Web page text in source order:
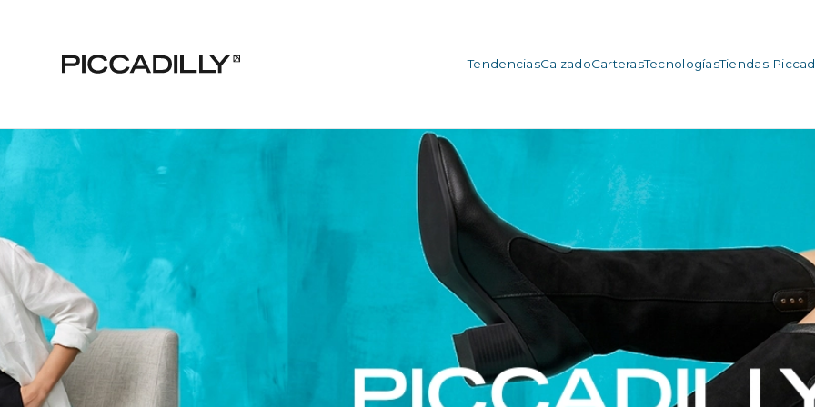
TendenciasCalzadoCarterasTecnologíasTiendas